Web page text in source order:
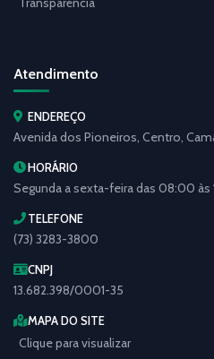
Atendimento
ENDEREÇO
Avenida dos Pioneiros, Centro,
HORÁRIO
Segunda a sexta-feira das 08:00 às
TELEFONE
(73) 3283-3800
CNPJ
13.682.398/0001-35
MAPA DO SITE
Clique para visualizar